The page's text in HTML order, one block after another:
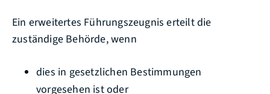
Ein erweitertes Führungszeugnis erteilt die
zuständige Behörde, wenn
dies in gesetzlichen Bestimmungen
vorgesehen ist oder